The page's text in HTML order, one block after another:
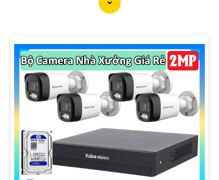
Dahua IPC-HDW4433C-A: Camera IP 4MP, công
nghệ Starlight cho hình ảnh màu ban đêm, chống
1.3MP, có khả năng quan sát trong điều kiện thiếu
sáng, chất lượng hình ảnh tốt, dễ sử dụng và lắp đặt.
Nhớ kiểm tra các yêu cầu kỹ thuật và tính năng mà
bạn cần trước khi lựa chọn camera phù hợp với nhu
cầu sử dụng của mình nhé. Nếu cần thêm thông tin chi
tiết hoặc hỗ trợ về sản phẩm, bạn có thể truy cập
trang web của nhà sản xuất hoặc liên hệ với các đơn vị
phân phối để được tư vấn cụ thể hơn. Chúc bạn tìm
được sản phẩm ưng ý!